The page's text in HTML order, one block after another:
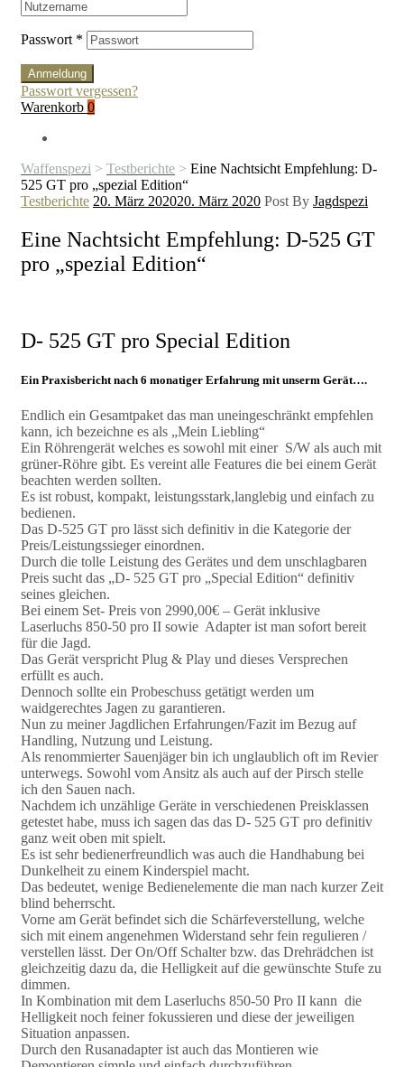
Passwort *
Anmeldung
Passwort vergessen?
Warenkorb 0
Waffenspezi > Testberichte > Eine Nachtsicht Empfehlung: D-
525 GT pro „spezial Edition“
Kategorien
Testberichte 20. März 202020. März 2020 Post By Jagdspezi
Eine Nachtsicht Empfehlung: D-525 GT
pro „spezial Edition“
D- 525 GT pro Special Edition
Ein Praxisbericht nach 6 monatiger Erfahrung mit unserm Gerät….
Endlich ein Gesamtpaket das man uneingeschränkt empfehlen
kann, ich bezeichne es als „Mein Liebling“
Ein Röhrengerät welches es sowohl mit einer S/W als auch mit
grüner-Röhre gibt. Es vereint alle Features die bei einem Gerät
beachten werden sollten.
Es ist robust, kompakt, leistungsstark,langlebig und einfach zu
bedienen.
Das D-525 GT pro lässt sich definitiv in die Kategorie der
Preis/Leistungssieger einordnen.
Durch die tolle Leistung des Gerätes und dem unschlagbaren
Preis sucht das „D- 525 GT pro „Special Edition“ definitiv
seines gleichen.
Bei einem Set- Preis von 2990,00€ – Gerät inklusive
Laserluchs 850-50 pro II sowie Adapter ist man sofort bereit
für die Jagd.
Das Gerät verspricht Plug & Play und dieses Versprechen
erfüllt es auch.
Dennoch sollte ein Probeschuss getätigt werden um
waidgerechtes Jagen zu garantieren.
Nun zu meiner Jagdlichen Erfahrungen/Fazit im Bezug auf
Handling, Nutzung und Leistung.
Als renommierter Sauenjäger bin ich unglaublich oft im Revier
unterwegs. Sowohl vom Ansitz als auch auf der Pirsch stelle
ich den Sauen nach.
Nachdem ich unzählige Geräte in verschiedenen Preisklassen
getestet habe, muss ich sagen das das D- 525 GT pro definitiv
ganz weit oben mit spielt.
Es ist sehr bedienerfreundlich was auch die Handhabung bei
Dunkelheit zu einem Kinderspiel macht.
Das bedeutet, wenige Bedienelemente die man nach kurzer Zeit
blind beherrscht.
Vorne am Gerät befindet sich die Schärfeverstellung, welche
sich mit einem angenehmen Widerstand sehr fein regulieren /
verstellen lässt. Der On/Off Schalter bzw. das Drehrädchen ist
gleichzeitig dazu da, die Helligkeit auf die gewünschte Stufe zu
dimmen.
In Kombination mit dem Laserluchs 850-50 Pro II kann die
Helligkeit noch feiner fokussieren und diese der jeweiligen
Situation anpassen.
Durch den Rusanadapter ist auch das Montieren wie